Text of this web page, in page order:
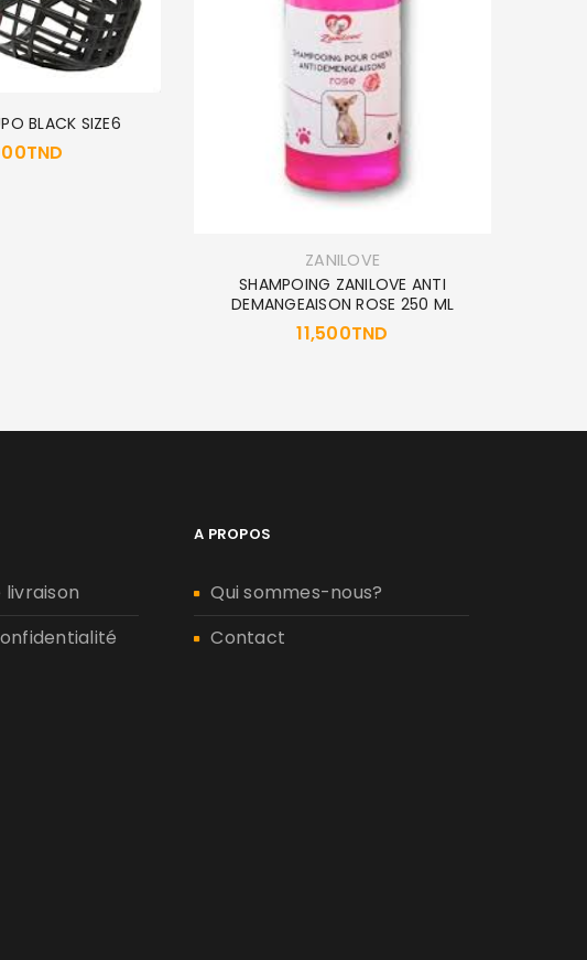
BLACK SIZE6
TND
ZANILOVE
SHAMPOING ZANILOVE ANTI
DEMANGEAISON ROSE 250 ML
11,500TND
livraison
A PROPOS
Qui sommes-nous?
Contact